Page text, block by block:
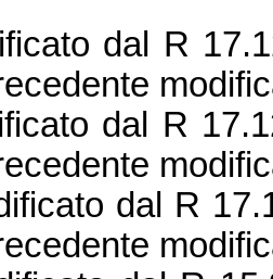
dal R
dal R
dal R